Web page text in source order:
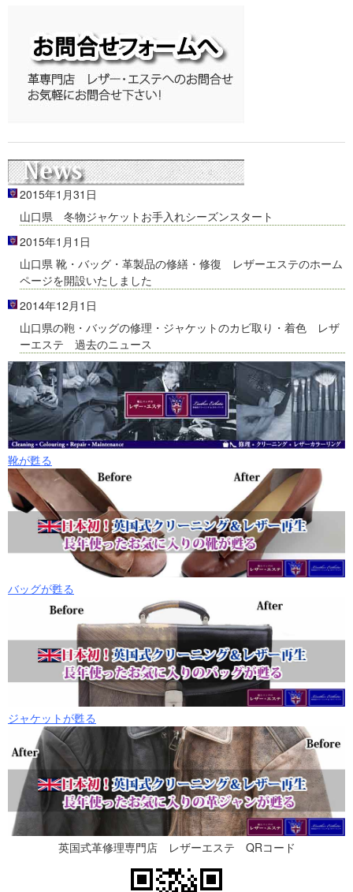
2015年1月31日
山口県 冬物ジャケットお手入れシーズンスタート
2015年1月1日
山口県 靴・バッグ・革製品の修繕・修復 レザーエステのホーム
ページを開設いたしました
2014年12月1日
山口県の鞄・バッグの修理・ジャケットのカビ取り・着色 レザ
ーエステ 過去のニュース
靴が甦る
バッグが甦る
ジャケットが甦る
英国式革修理専門店 レザーエステ QRコード